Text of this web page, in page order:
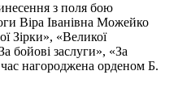
з поля бою
Віра Іванівна Можейко
Зірки», «Великої
бойові заслуги», «За
нагороджена орденом Б.